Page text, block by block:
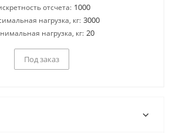
отсчета: 1000
нагрузка, кг: 3000
нагрузка, кг: 20
Под заказ